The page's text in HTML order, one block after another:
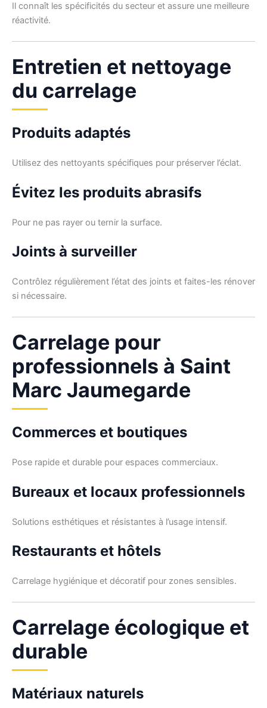
Il connaît les spécificités du secteur et assure une meilleure
réactivité.
Entretien et nettoyage
du carrelage
Produits adaptés
Utilisez des nettoyants spécifiques pour préserver l’éclat.
Évitez les produits abrasifs
Pour ne pas rayer ou ternir la surface.
Joints à surveiller
Contrôlez régulièrement l’état des joints et faites-les rénover
si nécessaire.
Carrelage pour
professionnels à Saint
Marc Jaumegarde
Commerces et boutiques
Pose rapide et durable pour espaces commerciaux.
Bureaux et locaux professionnels
Solutions esthétiques et résistantes à l’usage intensif.
Restaurants et hôtels
Carrelage hygiénique et décoratif pour zones sensibles.
Carrelage écologique et
durable
Matériaux naturels